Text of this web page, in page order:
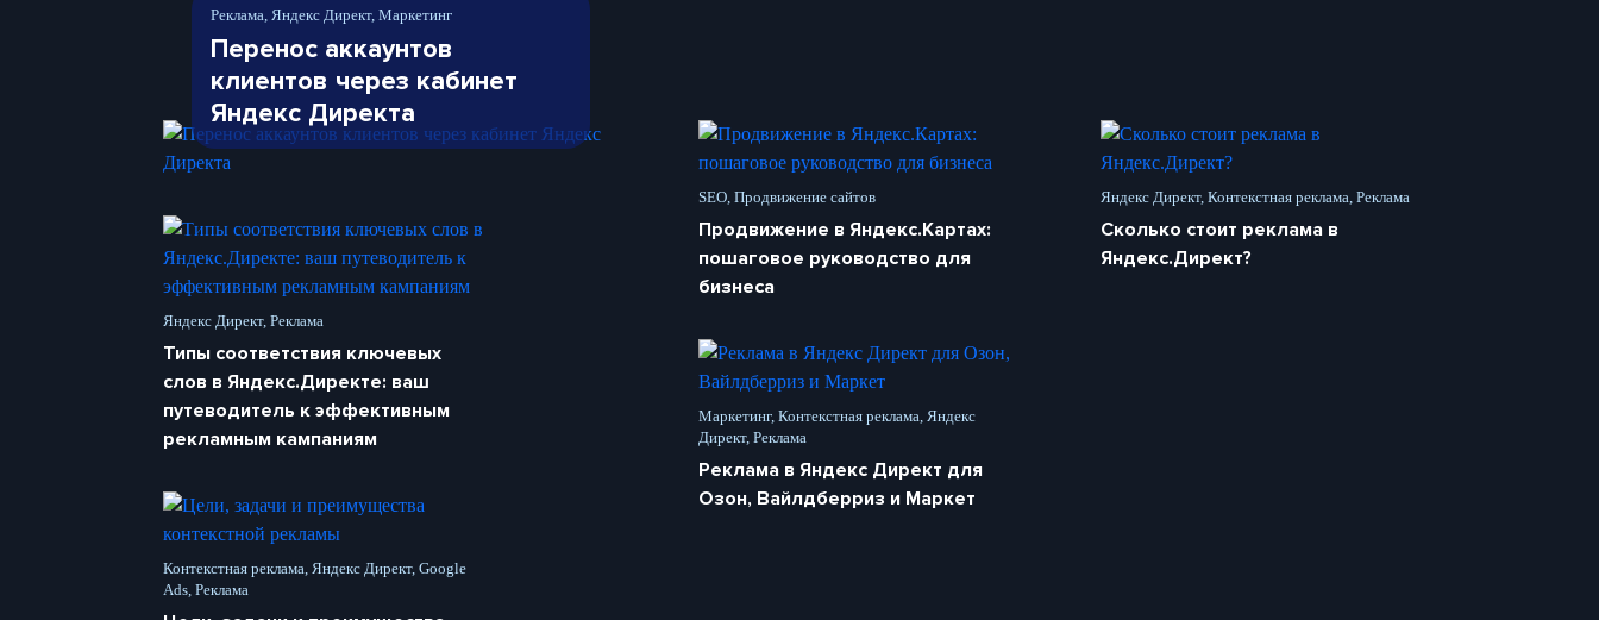
Реклама, Яндекс Директ, Маркетинг
Перенос аккаунтов
клиентов через кабинет
Яндекс Директа
Яндекс Директ, Реклама
Типы соответствия ключевых
слов в Яндекс.Директе: ваш
путеводитель к эффективным
рекламным кампаниям
Контекстная реклама, Яндекс Директ, Google
Ads, Реклама
SEO, Продвижение сайтов
Продвижение в Яндекс.Картах:
пошаговое руководство для
бизнеса
Маркетинг, Контекстная реклама, Яндекс
Директ, Реклама
Реклама в Яндекс Директ для
Озон, Вайлдберриз и Маркет
Яндекс Директ, Контекстная реклама, Реклама
Сколько стоит реклама в
Яндекс.Директ?